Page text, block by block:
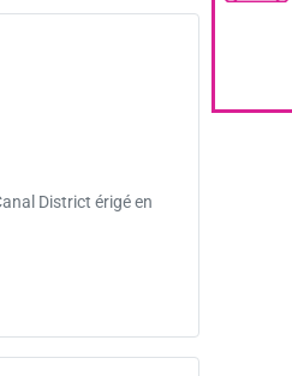
District érigé en